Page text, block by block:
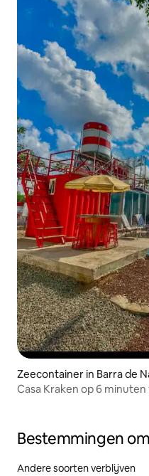
Zeecontainer in Barra de
Casa Kraken op 6
Bestemmingen
Andere soorten verblijven